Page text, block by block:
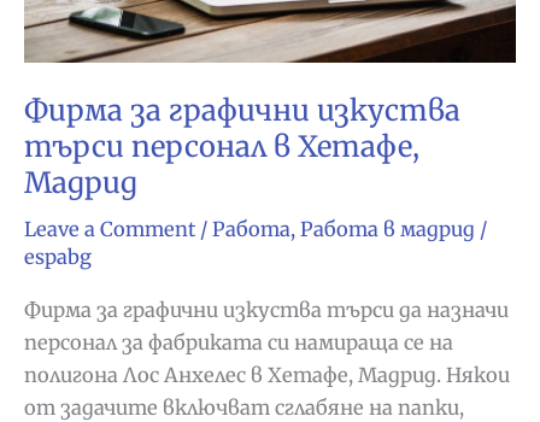
Фирма за графични изкуства
търси персонал в Хетафе,
Мадрид
Leave a Comment / Работа, Работа в мадрид /
espabg
Фирма за графични изкуства търси да назначи
персонал за фабриката си намираща се на
полигона Лос Анхелес в Хетафе, Мадрид. Някои
от задачите включват сглабяне на папки,